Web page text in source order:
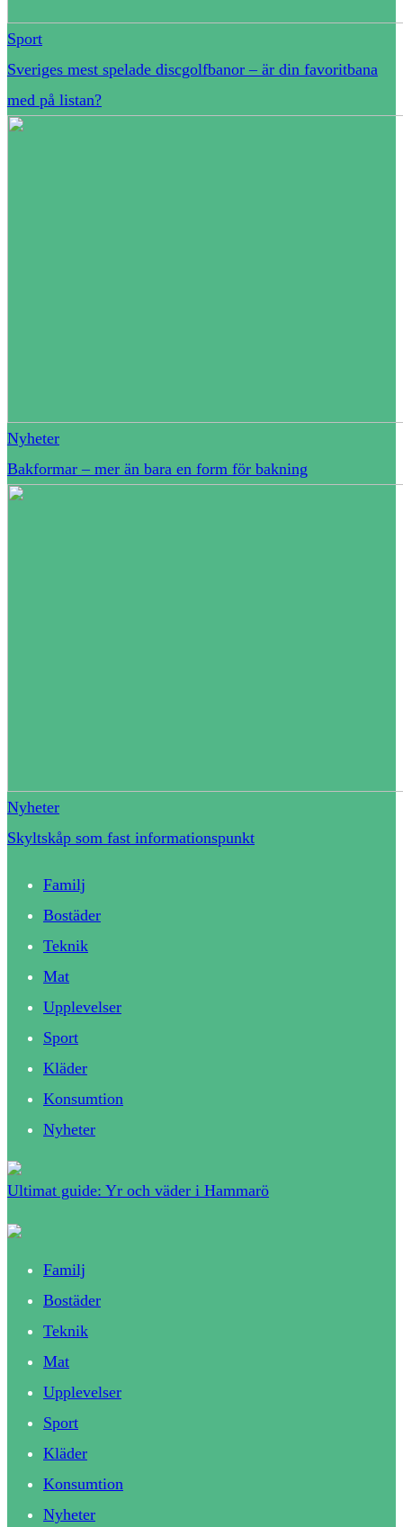
Sport
Sveriges mest spelade discgolfbanor – är din favoritbana
med på listan?
Nyheter
Bakformar – mer än bara en form för bakning
Nyheter
Skyltskåp som fast informationspunkt
Familj
Bostäder
Teknik
Mat
Upplevelser
Sport
Kläder
Konsumtion
Nyheter
Ultimat guide: Yr och väder i Hammarö
Familj
Bostäder
Teknik
Mat
Upplevelser
Sport
Kläder
Konsumtion
Nyheter